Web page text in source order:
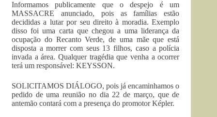
Informamos publicamente que o despejo é um
MASSACRE anunciado, pois as famílias estão
decididas a lutar por seu direito à moradia. Exemplo
disso foi uma carta que chegou a uma liderança da
ocupação do Recanto Verde, de uma mãe que está
disposta a morrer com seus 13 filhos, caso a polícia
invada a área. Qualquer tragédia que venha a ocorrer
terá um responsável: KEYSSON.
SOLICITAMOS DIÁLOGO, pois já encaminhamos o
pedido de uma reunião no dia 22 de março, que de
antemão contará com a presença do promotor Képler.